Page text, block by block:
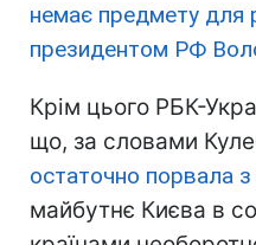
немає предмету для
президентом РФ
Крім цього РБК-
що, за словами
остаточно порвала
майбутнє Києва в